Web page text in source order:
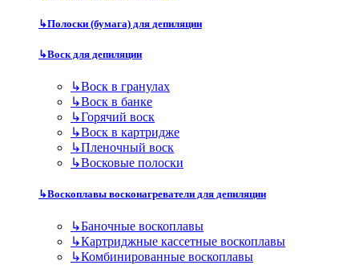
↳Полоски (бумага) для депиляции
↳Воск для депиляции
↳Воск в гранулах
↳Воск в банке
↳Горячий воск
↳Воск в картридже
↳Пленочный воск
↳Восковые полоски
↳Воскоплавы восконагреватели для депиляции
↳Баночные воскоплавы
↳Картриджные кассетные воскоплавы
↳Комбинированные воскоплавы